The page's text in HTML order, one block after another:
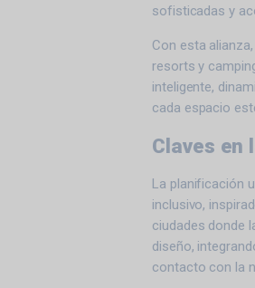
sofisticadas y
Con esta
resorts y
inteligente,
cada espacio
Claves en
La planificación
inclusivo,
ciudades donde
diseño,
contacto con la